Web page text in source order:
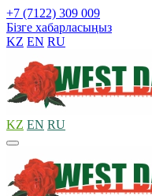
+7 (7122) 309 009
Бізге хабарласыңыз
KZ EN RU
KZ EN RU